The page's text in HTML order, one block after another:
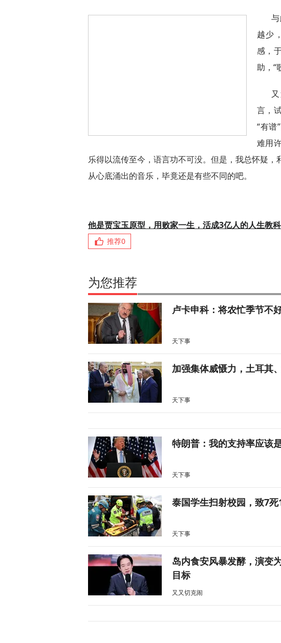
越少
感，
助，“
言，
“有谱
难用
乐得以流传至今，语言功不可没。但是，我总怀疑
从心底涌出的音乐，毕竟还是有些不同的吧。
他是贾宝玉原型，用败家一生，活成3亿人的人生教
推荐0
为您推荐
卢卡申科：将农忙季节不
天下事
加强集体威慑力，土耳其
天下事
特朗普：我的支持率应该
天下事
泰国学生扫射校园，致7
天下事
岛内食安风暴发酵，演变
目标
又又切克闹